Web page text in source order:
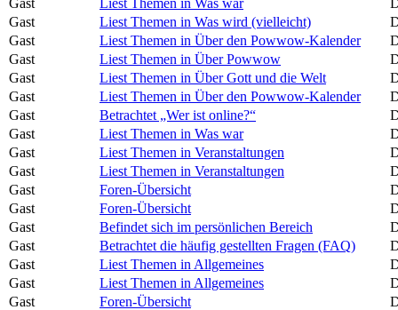
Gast
Liest Themen in Was wird (vielleicht)
Gast
Liest Themen in Über den Powwow-Kalender
Gast
Liest Themen in Über Powwow
Gast
Liest Themen in Über Gott und die Welt
Gast
Liest Themen in Über den Powwow-Kalender
Gast
Betrachtet „Wer ist online?“
Gast
Liest Themen in Was war
Gast
Liest Themen in Veranstaltungen
Gast
Liest Themen in Veranstaltungen
Gast
Foren-Übersicht
Gast
Foren-Übersicht
Gast
Befindet sich im persönlichen Bereich
Gast
Betrachtet die häufig gestellten Fragen (FAQ)
Gast
Liest Themen in Allgemeines
Gast
Liest Themen in Allgemeines
Gast
Foren-Übersicht